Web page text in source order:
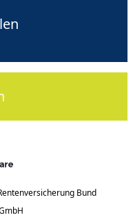
Bund